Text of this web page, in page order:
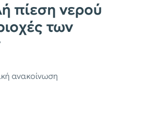
πίεση νερού
των
ανακοίνωση